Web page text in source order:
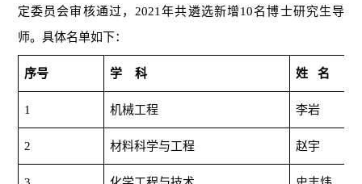
定委员会审核通过，2021年共遴选新增10名博士研究生导
师。具体名单如下：
序号 学 科 姓 名
1 机械工程 李岩
2 材料科学与工程 赵宇